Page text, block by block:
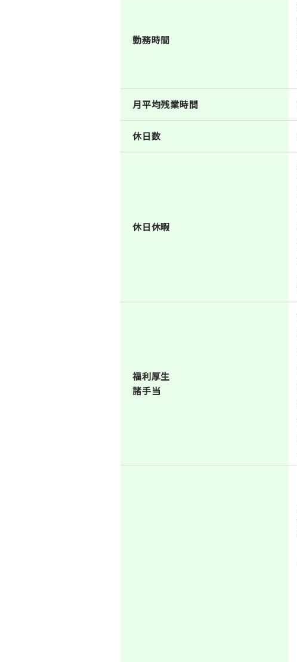
勤務時間
月平均残業時間
休日数
休日休暇
福利厚生
諸手当